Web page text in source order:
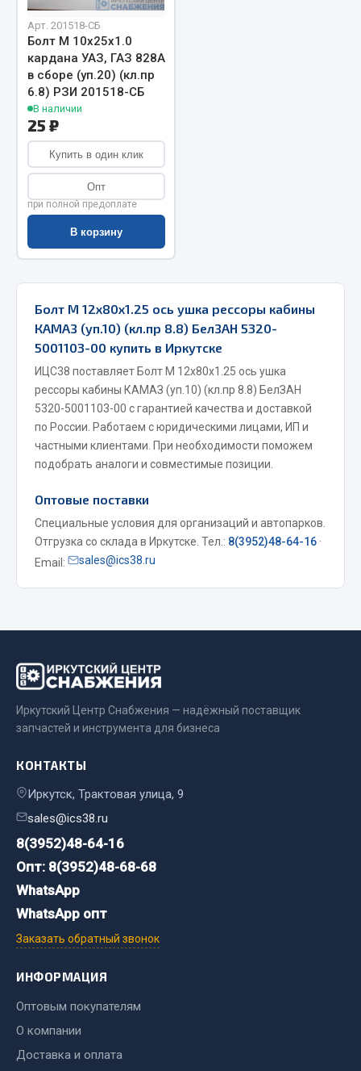
Запчасти на полуприцепы
Амортизаторы для полуприцепов
Весь раздел
Запчасти КамАЗ
Двигатель
Система питания
Система выпуска газа
Система охлаждения
Сцепление
Коробка передач
Коробка передач ZF
Показать ещё
Весь раздел
Запчасти МАЗ
Система питания
Тормозная система
Двери
Окно ветровое
Двигатель
Электрооборудование
Запчасти Урал
Мост задний
Система охлаждения
Сцепление
Тормозная система
Весь раздел
Двигатель
Система питания
Арт. 201518-СБ
Болт М 10х25х1.0
кардана УАЗ, ГАЗ 828А
в сборе (уп.20) (кл.пр
6.8) РЗИ 201518-СБ
В наличии
25 ₽
Купить в один клик
Опт
при полной предоплате
В корзину
Болт М 12х80х1.25 ось ушка рессоры кабины
КАМАЗ (уп.10) (кл.пр 8.8) БелЗАН 5320-
5001103-00 купить в Иркутске
ИЦС38 поставляет Болт М 12х80х1.25 ось ушка
рессоры кабины КАМАЗ (уп.10) (кл.пр 8.8) БелЗАН
5320-5001103-00 с гарантией качества и доставкой
по России. Работаем с юридическими лицами, ИП и
частными клиентами. При необходимости поможем
подобрать аналоги и совместимые позиции.
Оптовые поставки
Специальные условия для организаций и автопарков.
Отгрузка со склада в Иркутске. Тел.: 8(3952)48-64-16 ·
Email:
sales@ics38.ru
Иркутский Центр Снабжения — надёжный поставщик
запчастей и инструмента для бизнеса
КОНТАКТЫ
Иркутск, Трактовая улица, 9
sales@ics38.ru
8(3952)48-64-16
Опт: 8(3952)48-68-68
WhatsApp
WhatsApp опт
Заказать обратный звонок
ИНФОРМАЦИЯ
Оптовым покупателям
О компании
Доставка и оплата